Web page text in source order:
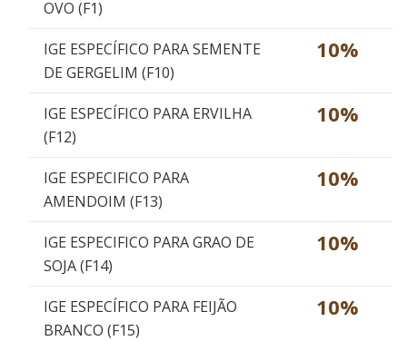
OVO (F1)
IGE ESPECÍFICO PARA SEMENTE
DE GERGELIM (F10)
10%
IGE ESPECÍFICO PARA ERVILHA
(F12)
10%
IGE ESPECIFICO PARA
AMENDOIM (F13)
10%
IGE ESPECIFICO PARA GRAO DE
SOJA (F14)
10%
IGE ESPECÍFICO PARA FEIJÃO
BRANCO (F15)
10%